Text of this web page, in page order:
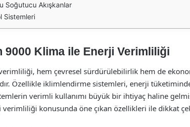
Soğutucu Akışkanlar
Sistemleri
9000 Klima ile Enerji Verimliliği
hem çevresel sürdürülebilirlik hem de
Özellikle iklimlendirme sistemleri, enerji
verimli kullanımı büyük bir ihtiyaç haline
konusunda öne çıkan özellikleri ile dikkat